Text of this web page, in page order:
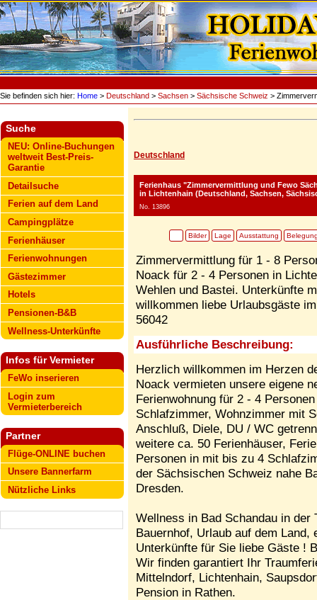
Sie befinden sich hier: Home > Deutschland > Sachsen > Sächsische Schweiz >
Suche
NEU: Online-Buchungen
weltweit Best-Preis-
Garantie
Detailsuche
Ferien auf dem Land
Campingplätze
Ferienhäuser
Ferienwohnungen
Gästezimmer
Hotels
Pensionen-B&B
Wellness-Unterkünfte
Infos für Vermieter
FeWo inserieren
Login zum
Vermieterbereich
Partner
Flüge-ONLINE buchen
Unsere Bannerfarm
Nützliche Links
Deutschland
Ferienhaus "Zimmervermittlung und Fewo
in Lichtenhain (Deutschland, Sachsen,
No. 13896
Bilder Lage Ausstattung
Zimmervermittlung für 1 - 8
Noack für 2 - 4 Personen in
Wehlen und Bastei. Unterkünfte
willkommen liebe Urlaubsgäste
56042
Ausführliche Beschreibung:
Herzlich willkommen im Herzen
Noack vermieten unsere eigene
Ferienwohnung für 2 - 4
Schlafzimmer, Wohnzimmer mit
Anschluß, Diele, DU / WC
weitere ca. 50 Ferienhäuser,
Personen in mit bis zu 4
der Sächsischen Schweiz nahe
Dresden.
Wellness in Bad Schandau in der
Bauernhof, Urlaub auf dem
Unterkünfte für Sie liebe Gäste !
Wir finden garantiert Ihr
Mittelndorf, Lichtenhain,
Pension in Rathen.